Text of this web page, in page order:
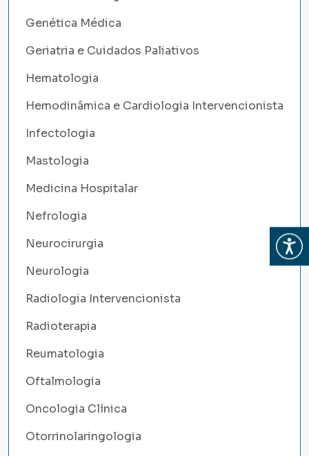
Abrir
Genética Médica
Geriatria e Cuidados Paliativos
Hematologia
Hemodinâmica e Cardiologia Intervencionista
Infectologia
Mastologia
Medicina Hospitalar
Nefrologia
Neurocirurgia
Neurologia
Radiologia Intervencionista
Radioterapia
Reumatologia
Oftalmologia
Oncologia Clínica
Otorrinolaringologia